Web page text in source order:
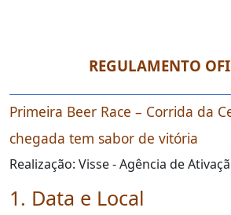
REGULAMENTO
Primeira Beer Race – Corrida da
chegada tem sabor de vitória
Realização: Visse - Agência de
1. Data e Local